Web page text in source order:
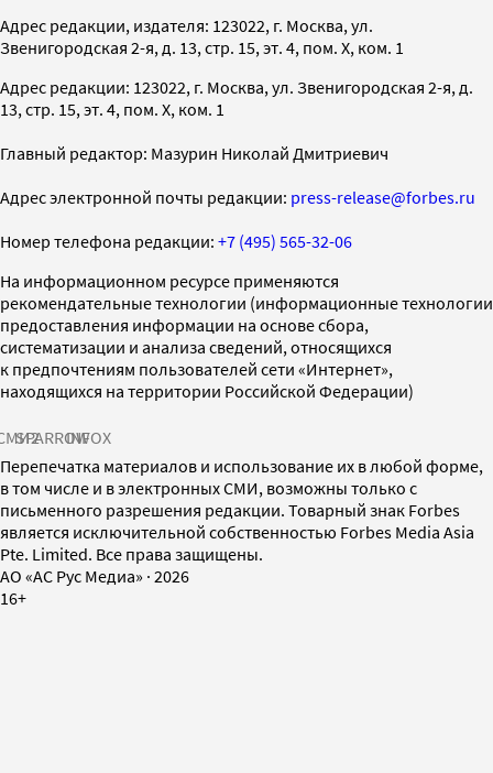
Адрес редакции, издателя: 123022, г. Москва, ул.
Звенигородская 2-я, д. 13, стр. 15, эт. 4, пом. X, ком. 1
Адрес редакции: 123022, г. Москва, ул. Звенигородская 2-я, д.
13, стр. 15, эт. 4, пом. X, ком. 1
Главный редактор: Мазурин Николай Дмитриевич
Адрес электронной почты редакции: press-release@forbes.ru
Номер телефона редакции: +7 (495) 565-32-06
На информационном ресурсе применяются
рекомендательные технологии (информационные технологии
предоставления информации на основе сбора,
систематизации и анализа сведений, относящихся
к предпочтениям пользователей сети «Интернет»,
находящихся на территории Российской Федерации)
SPARROWINFOX
Перепечатка материалов и использование их в любой форме,
в том числе и в электронных СМИ, возможны только с
письменного разрешения редакции. Товарный знак Forbes
является исключительной собственностью Forbes Media Asia
Pte. Limited. Все права защищены.
AO «АС Рус Медиа» · 2026
16+